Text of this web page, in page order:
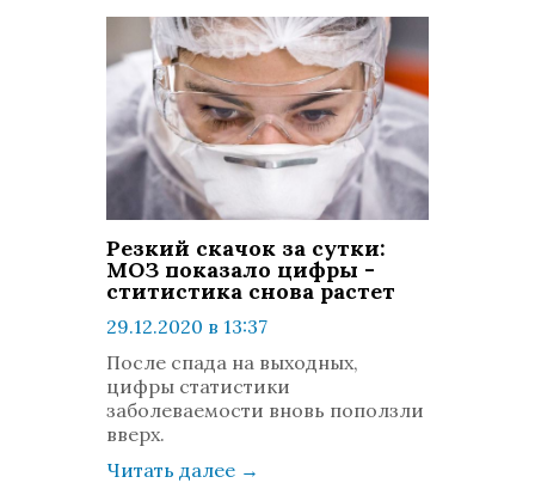
Резкий скачок за сутки:
МОЗ показало цифры -
ститистика снова растет
29.12.2020 в 13:37
комментариев: 0
После спада на выходных,
цифры статистики
заболеваемости вновь поползли
вверх.
Читать далее →